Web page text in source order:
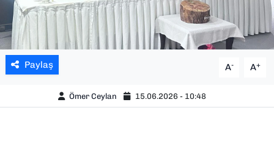
Paylaş A- A+
Ömer Ceylan 15.06.2026 - 10:48